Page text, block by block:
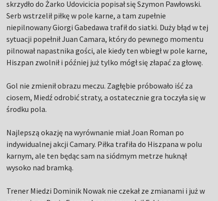
skrzydło do Żarko Udovicicia popisał się Szymon Pawłowski.
Serb wstrzelił piłkę w pole karne, a tam zupełnie
niepilnowany Giorgi Gabedawa trafił do siatki. Duży błąd w tej
sytuacji popełnił Juan Camara, który do pewnego momentu
pilnował napastnika gości, ale kiedy ten wbiegł w pole karne,
Hiszpan zwolnił i później już tylko mógł się złapać za głowę.
Gol nie zmienił obrazu meczu. Zagłębie próbowało iść za
ciosem, Miedź odrobić straty, a ostatecznie gra toczyła się w
środku pola.
Najlepszą okazję na wyrównanie miał Joan Roman po
indywidualnej akcji Camary. Piłka trafiła do Hiszpana w polu
karnym, ale ten będąc sam na siódmym metrze huknął
wysoko nad bramką.
Trener Miedzi Dominik Nowak nie czekał ze zmianami i już w